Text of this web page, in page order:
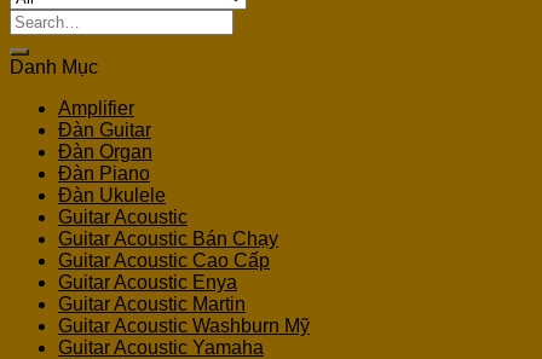
Search
for:
Danh Mục
Amplifier
Đàn Guitar
Đàn Organ
Đàn Piano
Đàn Ukulele
Guitar Acoustic
Guitar Acoustic Bán Chạy
Guitar Acoustic Cao Cấp
Guitar Acoustic Enya
Guitar Acoustic Martin
Guitar Acoustic Washburn Mỹ
Guitar Acoustic Yamaha